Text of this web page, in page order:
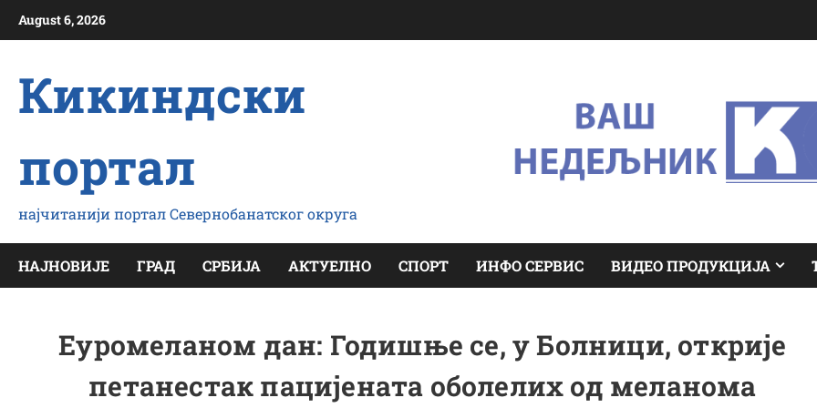
August 6, 2026
Кикиндски
портал
најчитанији портал Севернобанатског округа
НАЈНОВИЈЕ ГРАД СРБИЈА АКТУЕЛНО СПОРТ ИНФО СЕРВИС ВИДЕО ПРОДУКЦИЈА
Еуромеланом дан: Годишње се, у Болници, открије
петанестак пацијената оболелих од меланома